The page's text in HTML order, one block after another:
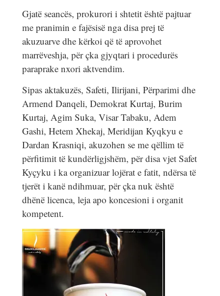
Gjatë seancës, prokurori i shtetit është pajtuar
me pranimin e fajësisë nga disa prej të
akuzuarve dhe kërkoi që të aprovohet
marrëveshja, për çka gjyqtari i procedurës
paraprake nxori aktvendim.
Sipas aktakuzës, Safeti, Ilirijani, Përparimi dhe
Armend Danqeli, Demokrat Kurtaj, Burim
Kurtaj, Agim Suka, Visar Tabaku, Adem
Gashi, Hetem Xhekaj, Meridijan Kyqkyu e
Dardan Krasniqi, akuzohen se me qëllim të
përfitimit të kundërligjshëm, për disa vjet Safet
Kyçyku i ka organizuar lojërat e fatit, ndërsa të
tjerët i kanë ndihmuar, për çka nuk është
dhënë licenca, leja apo koncesioni i organit
kompetent.